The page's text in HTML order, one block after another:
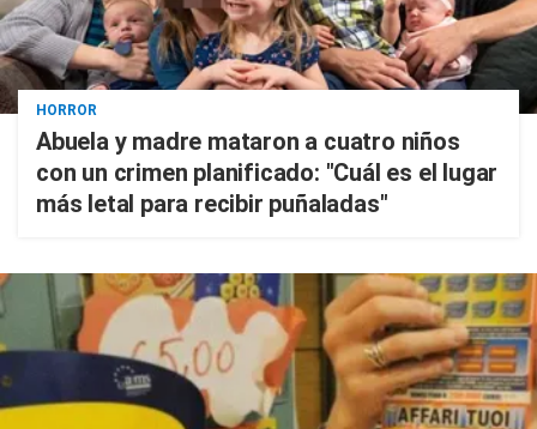
HORROR
Abuela y madre mataron a cuatro niños
con un crimen planificado: "Cuál es el lugar
más letal para recibir puñaladas"